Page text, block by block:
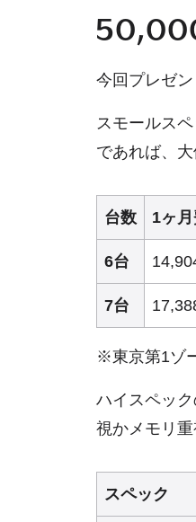
今回プレゼ
スモールス
であれば、
台数 1ヶ
6台
7台
※東京第1ゾ
ハイスペッ
視かメモリ
スペック